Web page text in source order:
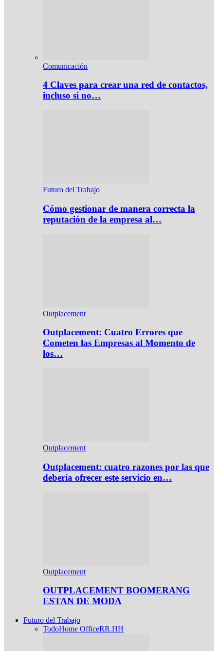
Comunicación
4 Claves para crear una red de contactos,
incluso si no…
Futuro del Trabajo
Cómo gestionar de manera correcta la
reputación de la empresa al…
Outplacement
Outplacement: Cuatro Errores que
Cometen las Empresas al Momento de
los…
Outplacement
Outplacement: cuatro razones por las que
debería ofrecer este servicio en…
Outplacement
OUTPLACEMENT BOOMERANG
ESTAN DE MODA
Futuro del Trabajo
TodoHome OfficeRR.HH